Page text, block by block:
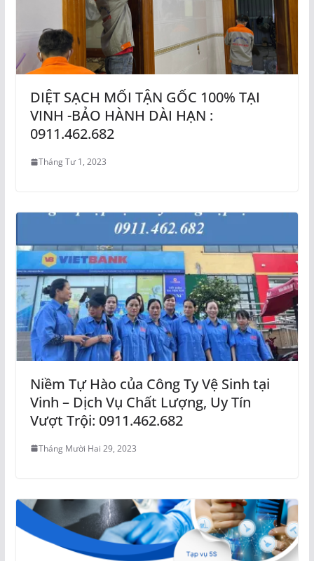
DIỆT SẠCH MỐI TẬN GỐC 100% TẠI
VINH -BẢO HÀNH DÀI HẠN :
0911.462.682
Tháng Tư 1, 2023
Niềm Tự Hào của Công Ty Vệ Sinh tại
Vinh – Dịch Vụ Chất Lượng, Uy Tín
Vượt Trội: 0911.462.682
Tháng Mười Hai 29, 2023